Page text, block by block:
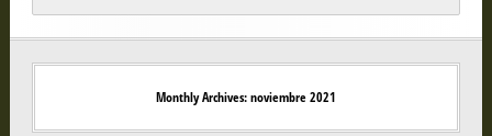
Monthly Archives: noviembre 2021